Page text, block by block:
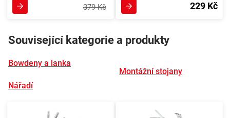
379 Kč 229 Kč
Související kategorie a produkty
Bowdeny a lanka
Nářadí
Montážní stojany